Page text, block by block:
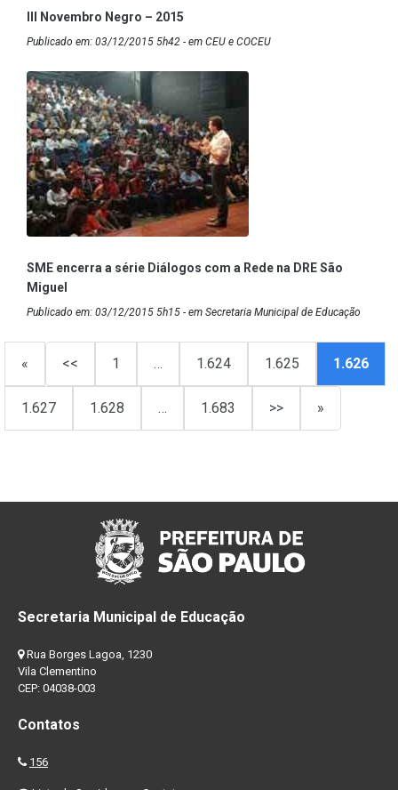
III Novembro Negro – 2015
Publicado em: 03/12/2015 5h42 - em CEU e COCEU
SME encerra a série Diálogos com a Rede na DRE São
Miguel
Publicado em: 03/12/2015 5h15 - em Secretaria Municipal de Educação
« << 1 … 1.624 1.625 1.626
1.627 1.628 … 1.683 >> »
Secretaria Municipal de Educação
Rua Borges Lagoa, 1230
Vila Clementino
CEP: 04038-003
Contatos
156